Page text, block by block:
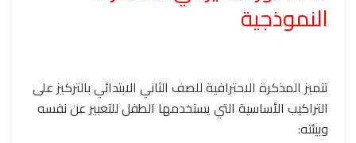
النموذجية
تتميز المذكرة الاحترافية للصف الثاني الابتدائي بالتركيز على
التراكيب الأساسية التي يستخدمها الطفل للتعبير عن نفسه
وبيئته: